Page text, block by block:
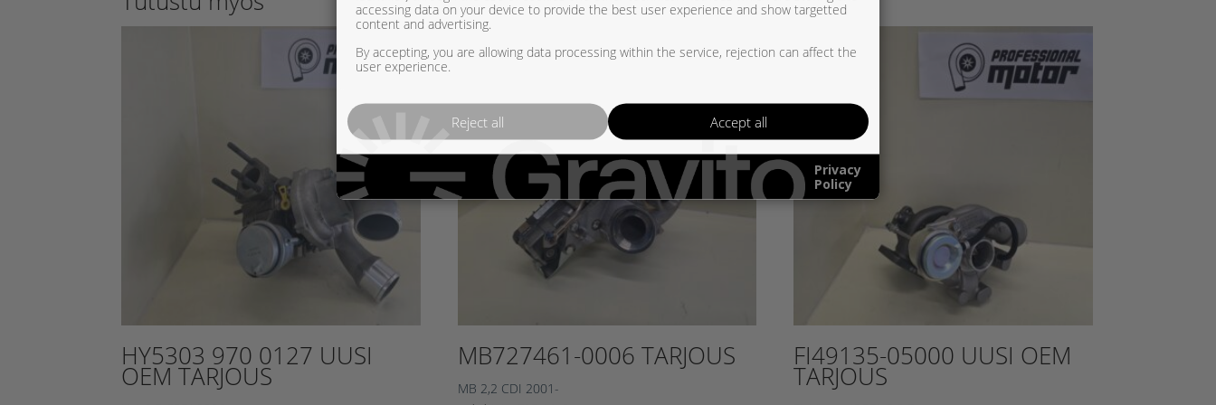
HY5303 970 0127 UUSI
OEM TARJOUS
MB727461-0006 TARJOUS
MB 2,2 CDI 2001-
FI49135-05000 UUSI OEM
TARJOUS
accessing data on your device to provide the best user experience and show targetted
content and advertising.
By accepting, you are allowing data processing within the service, rejection can affect the
user experience.
Accept all
Reject all
Privacy
Policy